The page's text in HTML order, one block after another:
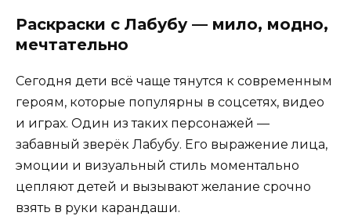
Раскраски с Лабубу — мило, модно,
мечтательно
Сегодня дети всё чаще тянутся к современным
героям, которые популярны в соцсетях, видео
и играх. Один из таких персонажей —
забавный зверёк Лабубу. Его выражение лица,
эмоции и визуальный стиль моментально
цепляют детей и вызывают желание срочно
взять в руки карандаши.